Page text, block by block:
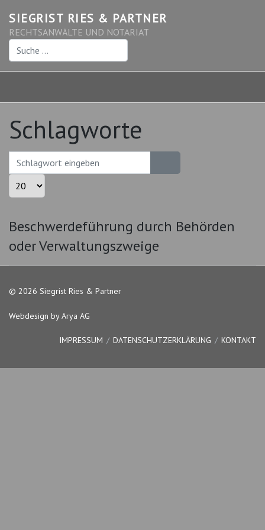
SIEGRIST RIES & PARTNER
RECHTSANWÄLTE UND NOTARIAT
Suchen
Schlagworte
Schlagwort eingeben
Anzeige #
Beschwerdeführung durch Behörden
oder Verwaltungszweige
© 2026 Siegrist Ries & Partner
Webdesign by Arya AG
IMPRESSUM DATENSCHUTZERKLÄRUNG KONTAKT